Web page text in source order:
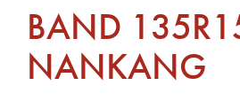
BAND
NANKANG